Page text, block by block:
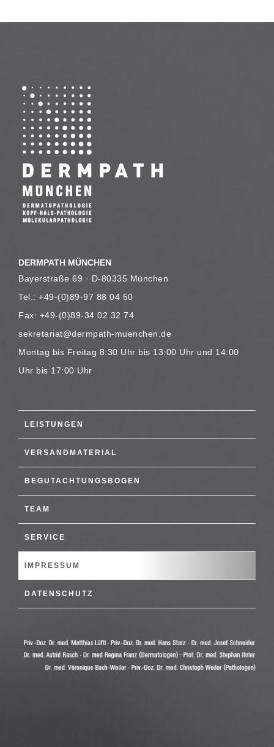
DERMPATH MÜNCHEN
Bayerstraße 69 · D-80335 München
Tel.: +49-(0)89-97 88 04 50
Fax: +49-(0)89-34 02 32 74
sekretariat@dermpath-muenchen.de
Montag bis Freitag 8:30 Uhr bis 13:00 Uhr und 14:00
Uhr bis 17:00 Uhr
LEISTUNGEN
VERSANDMATERIAL
BEGUTACHTUNGSBOGEN
TEAM
SERVICE
IMPRESSUM
DATENSCHUTZ